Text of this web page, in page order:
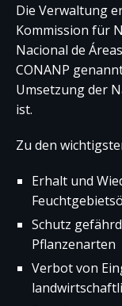
Die Verwaltung
Kommission für
Nacional de
CONANP
Umsetzung der
ist.
Zu den
Erhalt und
Schutz
Pflanzenarten
Verbot von